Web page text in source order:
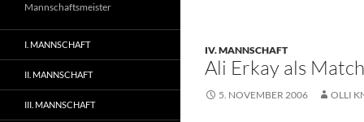
IV. MANNSCHAFT
Ali Erkay als
5. NOVEMBER 2006 OLLI
Mannschaftsmeister
I. MANNSCHAFT
II. MANNSCHAFT
III. MANNSCHAFT